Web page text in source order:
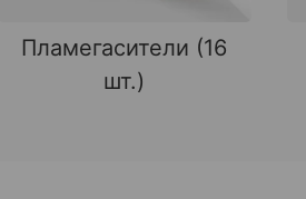
Пламегасители (16
шт.)